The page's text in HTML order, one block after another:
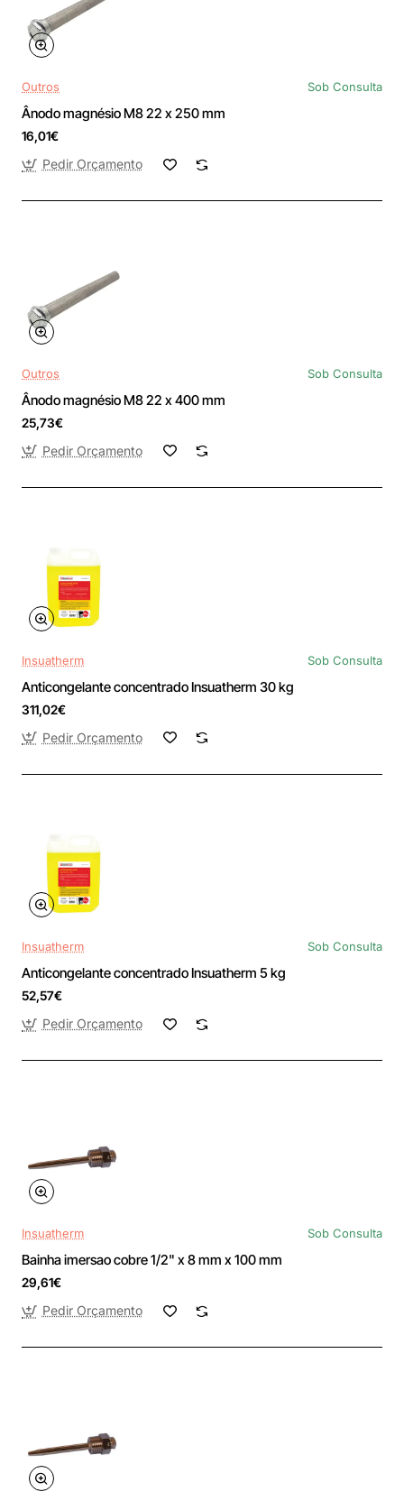
Outros Sob Consulta
Ânodo magnésio M8 22 x 250 mm
16,01€
Pedir Orçamento
Outros Sob Consulta
Ânodo magnésio M8 22 x 400 mm
25,73€
Pedir Orçamento
Insuatherm Sob Consulta
Anticongelante concentrado Insuatherm 30 kg
311,02€
Pedir Orçamento
Insuatherm Sob Consulta
Anticongelante concentrado Insuatherm 5 kg
52,57€
Pedir Orçamento
Insuatherm Sob Consulta
Bainha imersao cobre 1/2" x 8 mm x 100 mm
29,61€
Pedir Orçamento